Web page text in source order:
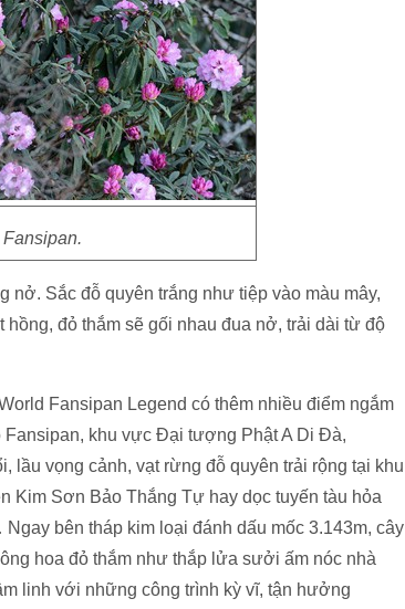
Sắc đỗ quyên trắng như tiệp vào màu mây,
đỏ thắm sẽ gối nhau đua nở, trải dài từ độ
Fansipan Legend có thêm nhiều điểm ngắm
Fansipan, khu vực Đại tượng Phật A Di Đà,
vọng cảnh, vạt rừng đỗ quyên trải rộng tại khu
Kim Sơn Bảo Thắng Tự hay dọc tuyến tàu hỏa
bên tháp kim loại đánh dấu mốc 3.143m, cây
hoa đỏ thắm như thắp lửa sưởi ấm nóc nhà
linh với những công trình kỳ vĩ, tận hưởng